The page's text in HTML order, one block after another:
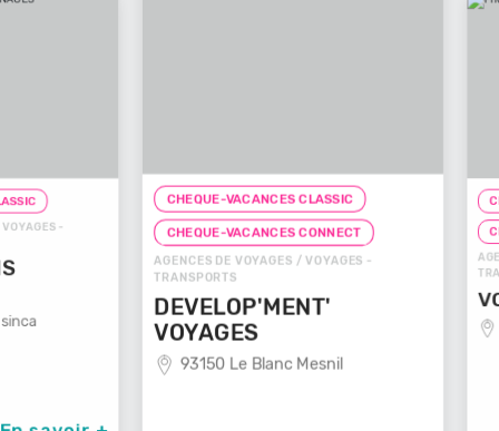
-
CHEQUE-VACANCES CLASSIC
CHEQUE-VACANCES CONNECT
AGENCES DE VOYAGES / VOYAGES -
TRANSPORTS
DEVELOP'MENT'
VOYAGES
93150 Le Blanc Mesnil
AGENCES